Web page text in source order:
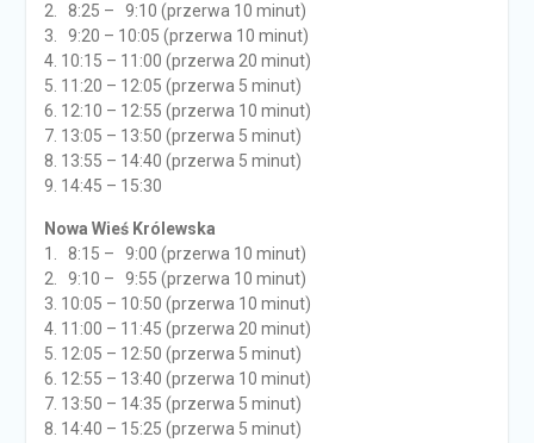
2. 8:25 – 9:10 (przerwa 10 minut)
3. 9:20 – 10:05 (przerwa 10 minut)
4. 10:15 – 11:00 (przerwa 20 minut)
5. 11:20 – 12:05 (przerwa 5 minut)
6. 12:10 – 12:55 (przerwa 10 minut)
7. 13:05 – 13:50 (przerwa 5 minut)
8. 13:55 – 14:40 (przerwa 5 minut)
9. 14:45 – 15:30
Nowa Wieś Królewska
1. 8:15 – 9:00 (przerwa 10 minut)
2. 9:10 – 9:55 (przerwa 10 minut)
3. 10:05 – 10:50 (przerwa 10 minut)
4. 11:00 – 11:45 (przerwa 20 minut)
5. 12:05 – 12:50 (przerwa 5 minut)
6. 12:55 – 13:40 (przerwa 10 minut)
7. 13:50 – 14:35 (przerwa 5 minut)
8. 14:40 – 15:25 (przerwa 5 minut)